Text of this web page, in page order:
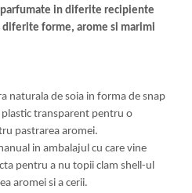
in diferite recipiente
forme, arome si marimi
naturala de soia in forma de snap
plastic transparent pentru o
pastrarea aromei.
in ambalajul cu care vine
pentru a nu topii clam shell-ul
aromei si a cerii.